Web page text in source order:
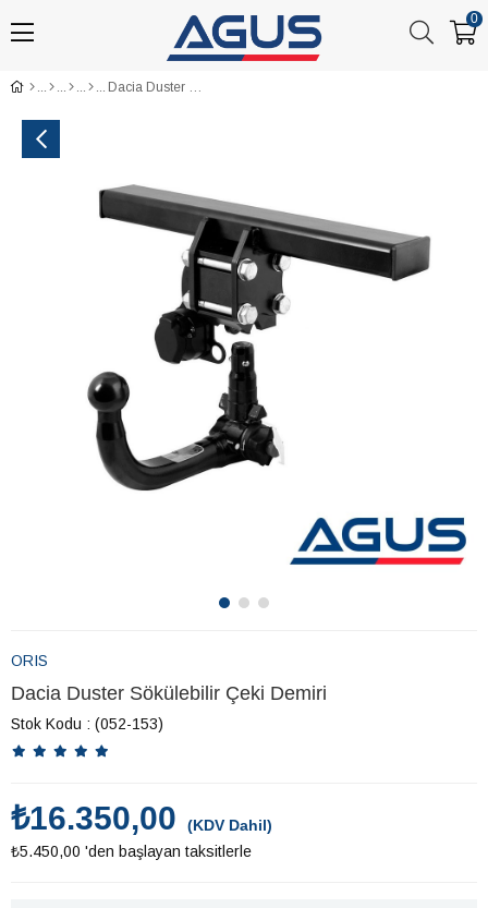
0
Dacia Duster Sökülebilir Çeki Demiri
ORIS
Dacia Duster Sökülebilir Çeki Demiri
Stok Kodu (052-153)
₺16.350,00
(KDV Dahil)
₺5.450,00 'den başlayan taksitlerle